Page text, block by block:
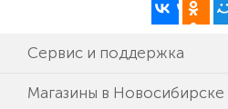
Сервис и поддержка
Магазины в Новосибирске